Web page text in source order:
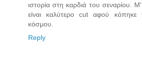
ιστορία στη καρδιά του σεναρίου.
είναι καλύτερο cut αφού κόπηκε
κόσμου.
Reply